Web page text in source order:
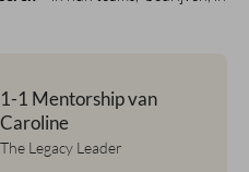
1-1 Mentorship van
Caroline
The Legacy Leader